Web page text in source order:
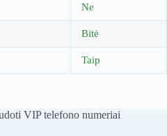
Ne
Bitė
Taip
VIP telefono numeriai